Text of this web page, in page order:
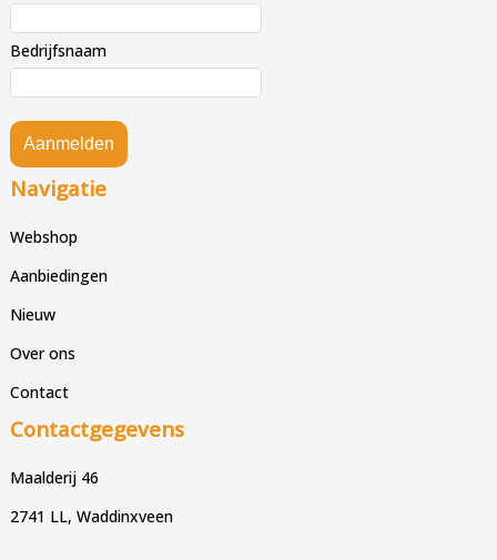
Bedrijfsnaam
Aanmelden
Navigatie
Webshop
Aanbiedingen
Nieuw
Over ons
Contact
Contactgegevens
Maalderij 46
2741 LL, Waddinxveen